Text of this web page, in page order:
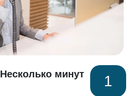
Несколько минут 1